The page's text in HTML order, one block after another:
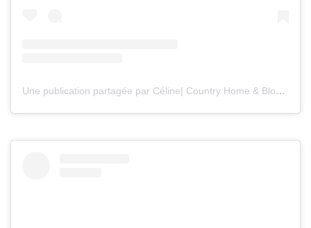
Une publication partagée par Céline| Country Home & Blooms (@countryhomeandblooms)